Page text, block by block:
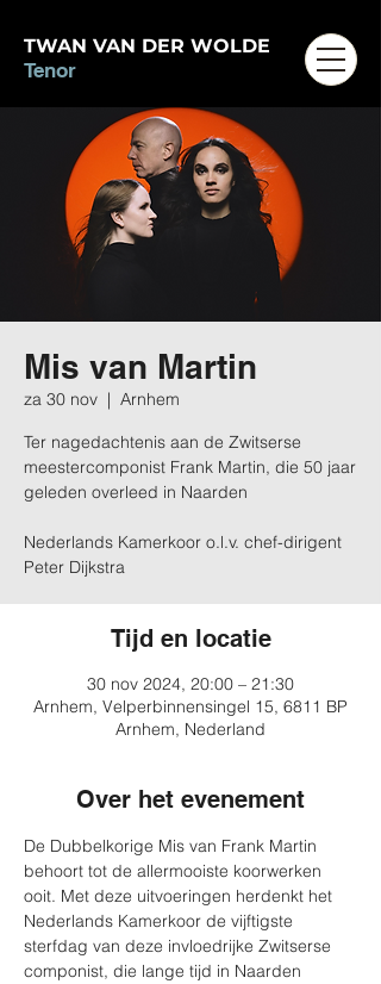
TWAN VAN DER WOLDE
Tenor
Mis van Martin
za 30 nov
  |
Arnhem
Ter nagedachtenis aan de Zwitserse
meestercomponist Frank Martin, die 50 jaar
geleden overleed in Naarden
Nederlands Kamerkoor o.l.v. chef-dirigent
Peter Dijkstra
Tijd en locatie
30 nov 2024, 20:00 – 21:30
Arnhem, Velperbinnensingel 15, 6811 BP
Arnhem, Nederland
Over het evenement
De Dubbelkorige Mis van Frank Martin
behoort tot de allermooiste koorwerken
ooit. Met deze uitvoeringen herdenkt het
Nederlands Kamerkoor de vijftigste
sterfdag van deze invloedrijke Zwitserse
componist, die lange tijd in Naarden